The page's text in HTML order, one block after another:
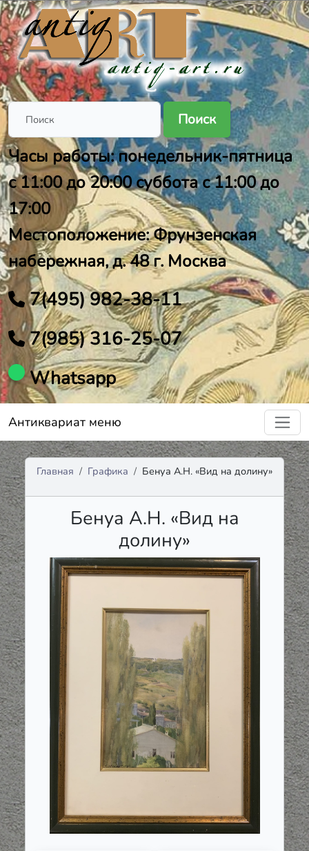
Поиск
Часы работы: понедельник-пятница
с 11:00 до 20:00 суббота с 11:00 до
17:00
Местоположение: Фрунзенская
набережная, д. 48 г. Москва
7(495) 982-38-11
7(985) 316-25-07
Whatsapp
Антиквариат меню
Главная Графика Бенуа А.Н. «Вид на долину»
Бенуа А.Н. «Вид на
долину»